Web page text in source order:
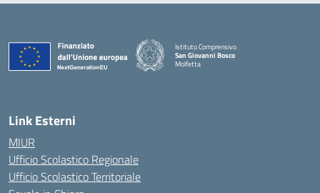
Istituto Comprensivo
San Giovanni Bosco
Molfetta
Link Esterni
MIUR
Ufficio Scolastico Regionale
Ufficio Scolastico Territoriale